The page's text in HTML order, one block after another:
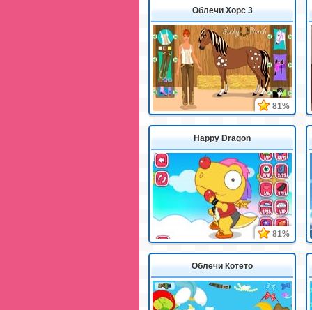
Облечи Хорс 3
81%
Happy Dragon
81%
Облечи Котето